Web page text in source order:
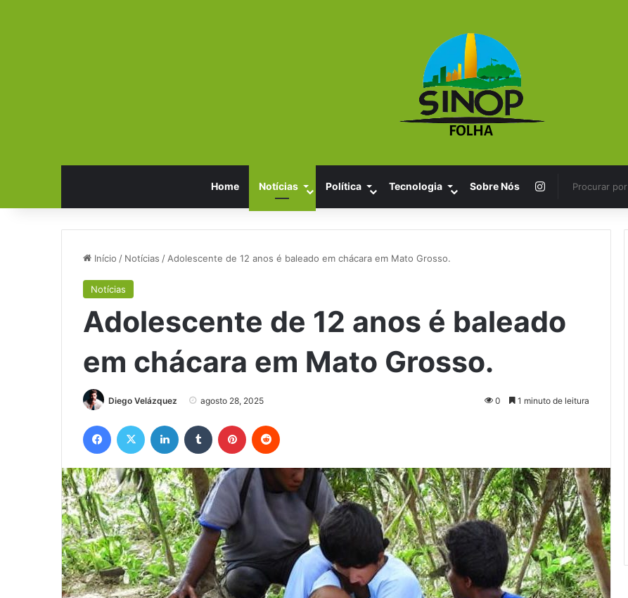
Home Notícias Política Tecnologia Sobre Nós Instagram
Início / Notícias / Adolescente de 12 anos é baleado em chácara em Mato Grosso.
Notícias
Adolescente de 12 anos é baleado
em chácara em Mato Grosso.
Diego Velázquez agosto 28, 2025 0 1 minuto de leitura
Facebook Linkedin Tumblr Pinterest